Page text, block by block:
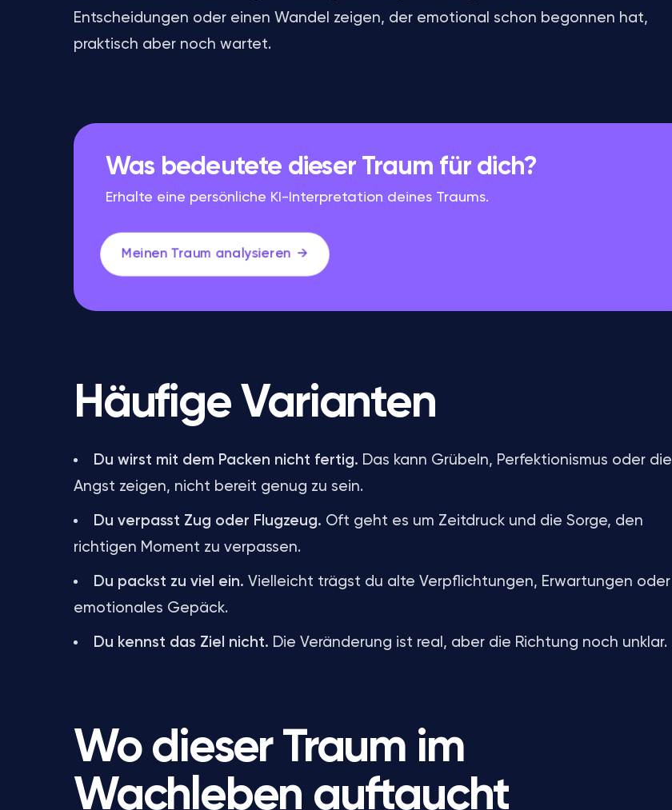
Entscheidungen oder einen Wandel zeigen, der emotional schon begonnen hat,
praktisch aber noch wartet.
Was bedeutete dieser Traum für dich?
Erhalte eine persönliche KI-Interpretation deines Traums.
Meinen Traum analysieren
Häufige Varianten
Du wirst mit dem Packen nicht fertig. Das kann Grübeln, Perfektionismus oder die
Angst zeigen, nicht bereit genug zu sein.
Du verpasst Zug oder Flugzeug. Oft geht es um Zeitdruck und die Sorge, den
richtigen Moment zu verpassen.
Du packst zu viel ein. Vielleicht trägst du alte Verpflichtungen, Erwartungen oder
emotionales Gepäck.
Du kennst das Ziel nicht. Die Veränderung ist real, aber die Richtung noch unklar.
Wo dieser Traum im
Wachleben auftaucht